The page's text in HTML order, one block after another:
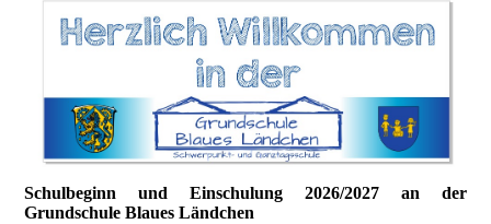
Schulbeginn und Einschulung 2026/2027 an der
Grundschule Blaues Ländchen